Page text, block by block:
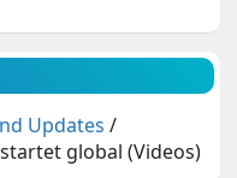
Updates /
global (Videos)